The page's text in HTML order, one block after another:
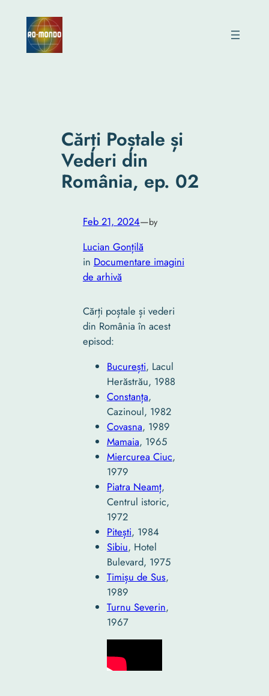
content
Cărți Poștale și
Vederi din
România, ep. 02
Feb 21, 2024—by
Lucian Gonțilă
in Documentare imagini
de arhivă
Cărți poștale și vederi
din România în acest
episod:
București, Lacul
Herăstrău, 1988
Constanța,
Cazinoul, 1982
Covasna, 1989
Mamaia, 1965
Miercurea Ciuc,
1979
Piatra Neamț,
Centrul istoric,
1972
Pitești, 1984
Sibiu, Hotel
Bulevard, 1975
Timișu de Sus,
1989
Turnu Severin,
1967